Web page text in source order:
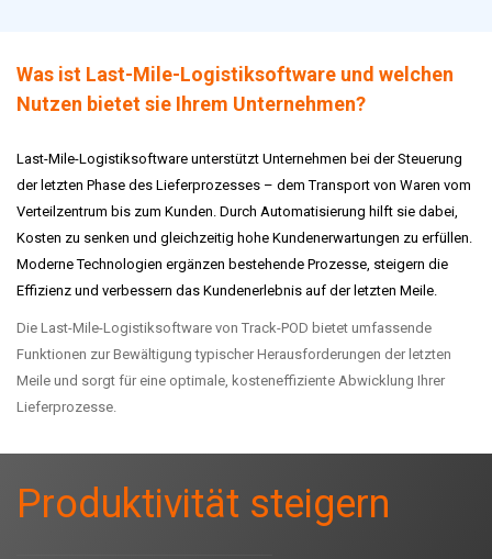
Was ist Last-Mile-Logistiksoftware und welchen
Nutzen bietet sie Ihrem Unternehmen?
Last-Mile-Logistiksoftware unterstützt Unternehmen bei der Steuerung
der letzten Phase des Lieferprozesses – dem Transport von Waren vom
Verteilzentrum bis zum Kunden. Durch Automatisierung hilft sie dabei,
Kosten zu senken und gleichzeitig hohe Kundenerwartungen zu erfüllen.
Moderne Technologien ergänzen bestehende Prozesse, steigern die
Effizienz und verbessern das Kundenerlebnis auf der letzten Meile.
Die Last-Mile-Logistiksoftware von Track-POD bietet umfassende
Funktionen zur Bewältigung typischer Herausforderungen der letzten
Meile und sorgt für eine optimale, kosteneffiziente Abwicklung Ihrer
Lieferprozesse.
Produktivität steigern